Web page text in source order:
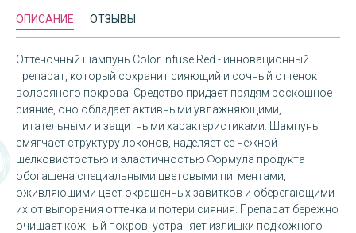
ОПИСАНИЕ ОТЗЫВЫ
Оттеночный шампунь Color Infuse Red - инновационный
препарат, который сохранит сияющий и сочный оттенок
волосяного покрова. Средство придает прядям роскошное
сияние, оно обладает активными увлажняющими,
питательными и защитными характеристиками. Шампунь
смягчает структуру локонов, наделяет ее нежной
шелковистостью и эластичностью Формула продукта
обогащена специальными цветовыми пигментами,
оживляющими цвет окрашенных завитков и оберегающими
их от выгорания оттенка и потери сияния. Препарат бережно
очищает кожный покров, устраняет излишки подкожного